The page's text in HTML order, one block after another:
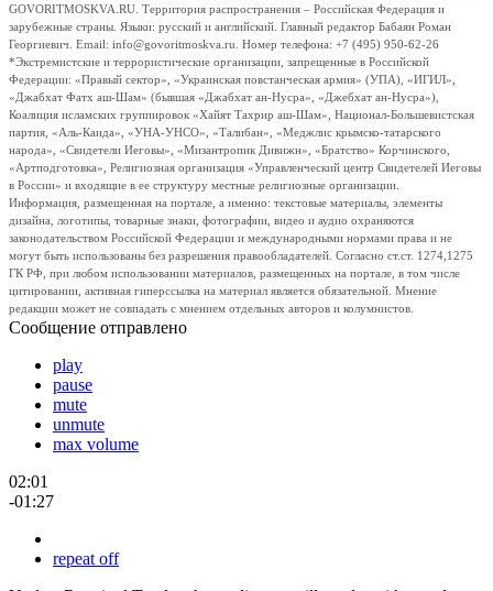
GOVORITMOSKVA.RU. Территория распространения – Российская Федерация и
зарубежные страны. Языки: русский и английский. Главный редактор Бабаян Роман
Георгиевич. Email: info@govoritmoskva.ru. Номер телефона: +7 (495) 950-62-26
*Экстремистские и террористические организации, запрещенные в Российской
Федерации: «Правый сектор», «Украинская повстанческая армия» (УПА), «ИГИЛ»,
«Джабхат Фатх аш-Шам» (бывшая «Джабхат ан-Нусра», «Джебхат ан-Нусра»),
Коалиция исламских группировок «Хайят Тахрир аш-Шам», Национал-Большевистская
партия, «Аль-Каида», «УНА-УНСО», «Талибан», «Меджлис крымско-татарского
народа», «Свидетели Иеговы», «Мизантропик Дивижн», «Братство» Корчинского,
«Артподготовка», Религиозная организация «Управленческий центр Свидетелей Иеговы
в России» и входящие в ее структуру местные религиозные организации.
Информация, размещенная на портале, а именно: текстовые материалы, элементы
дизайна, логотипы, товарные знаки, фотографии, видео и аудио охраняются
законодательством Российской Федерации и международными нормами права и не
могут быть использованы без разрешения правообладателей. Согласно ст.ст. 1274,1275
ГК РФ, при любом использовании материалов, размещенных на портале, в том числе
цитировании, активная гиперссылка на материал является обязательной. Мнение
редакции может не совпадать с мнением отдельных авторов и колумнистов.
Сообщение отправлено
play
pause
mute
unmute
max volume
02:01
-01:27
repeat off